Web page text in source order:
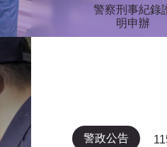
警察刑事紀錄
明申辦
警政公告